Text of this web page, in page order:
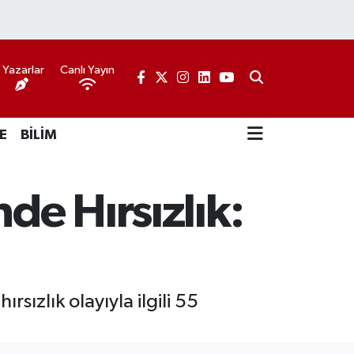
Yazarlar Canlı Yayın
BİLİM
Hırsızlık:
olayıyla ilgili 55